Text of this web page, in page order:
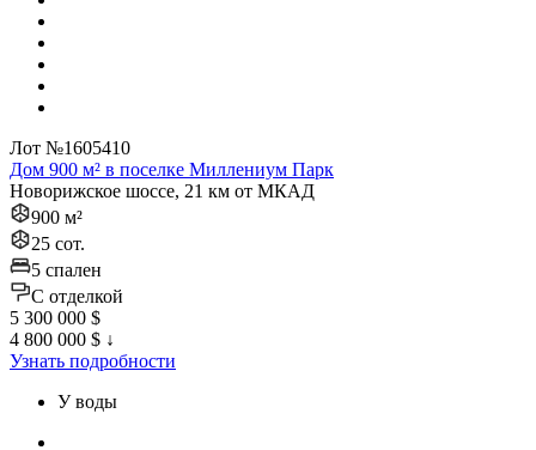
Лот №1605410
Дом 900 м² в поселке Миллениум Парк
Новорижское шоссе, 21 км от МКАД
900 м²
25 сот.
5 спален
C отделкой
5 300 000 $
4 800 000 $ ↓
Узнать подробности
У воды